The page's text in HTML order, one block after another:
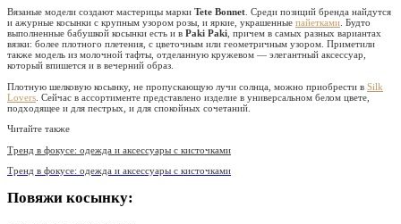
Вязаные модели создают мастерицы марки Tete Bonnet. Среди позиций бренда найдутся
и ажурные косынки с крупным узором розы, и яркие, украшенные пайетками. Будто
выполненные бабушкой косынки есть и в Paki Paki, причем в самых разных вариантах
вязки: более плотного плетения, с цветочным или геометричным узором. Приметили
также модель из молочной тафты, отделанную кружевом — элегантный аксессуар,
который впишется и в вечерний образ.
Плотную шелковую косынку, не пропускающую лучи солнца, можно приобрести в Silk
Lovers . Сейчас в ассортименте представлено изделие в универсальном белом цвете,
подходящее и для пестрых, и для спокойных сочетаний.
Читайте также
Тренд в фокусе: одежда и аксессуары с кисточками
Тренд в фокусе: одежда и аксессуары с кисточками
Повяжи косынку: